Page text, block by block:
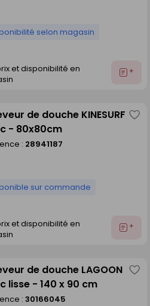
selon magasin
et disponibilité en
Ajouter
de douche KINESURF
- 80x80cm
: 28941187
sur commande
et disponibilité en
Ajouter
de douche LAGOON
lisse - 140 x 90 cm
: 30166045